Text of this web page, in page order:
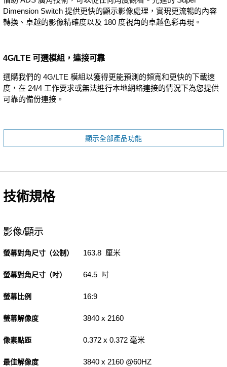
Dimension Switch 提供更快的顯示影像處理，實現更流暢的內容
轉換、卓越的影像精確度以及 180 度視角的卓越色彩再現。
4G/LTE 可選模組，連接可靠
選購我們的 4G/LTE 模組以獲得更能預測的頻寬和更快的下載速
度，在 24/4 工作要求或無法進行本地網絡連接的情況下為您提供
可靠的備份連接。
顯示全部產品功能
技術規格
影像/顯示
螢幕對角尺寸（公制） 163.8 厘米
螢幕對角尺寸（吋） 64.5 吋
螢幕比例 16:9
螢幕解像度 3840 x 2160
像素點距 0.372 x 0.372 毫米
最佳解像度 3840 x 2160 @60HZ